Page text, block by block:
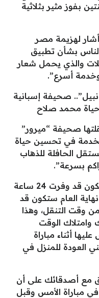
بفوز مثير بثلاثية
لهزيمة مصر
بشأن تطبيق
والذي يحمل شعار
أسرع”.
صحيفة إسبانية
محمد صلاح
صحيفة “ميرور”
في تحسين حياة
الحافلة للذهاب
بسرعة”.
وأضاف: “في غضون 6 أشهر ستكون قد وفرت 24 ساعة
العام ستكون قد
وقت التنقل، وهذا
وامتلاك الوقت
أثناء مباراة
العودة للمنزل في
مع أصدقائك على أن
مباراة الأمس وقبل